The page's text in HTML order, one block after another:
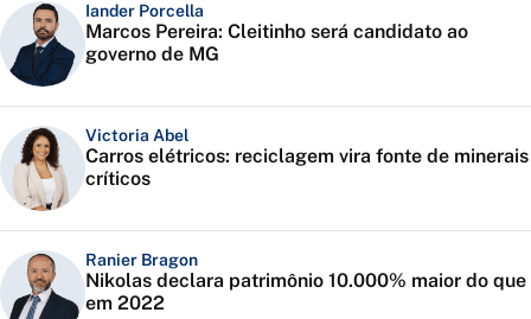
Iander Porcella
Marcos Pereira: Cleitinho será candidato ao
governo de MG
Victoria Abel
Carros elétricos: reciclagem vira fonte de minerais
críticos
Ranier Bragon
Nikolas declara patrimônio 10.000% maior do que
em 2022